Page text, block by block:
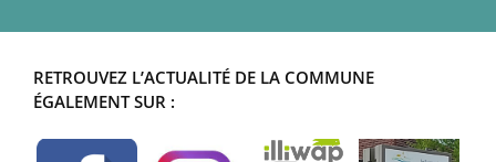
RETROUVEZ L’ACTUALITÉ DE LA COMMUNE
ÉGALEMENT SUR :